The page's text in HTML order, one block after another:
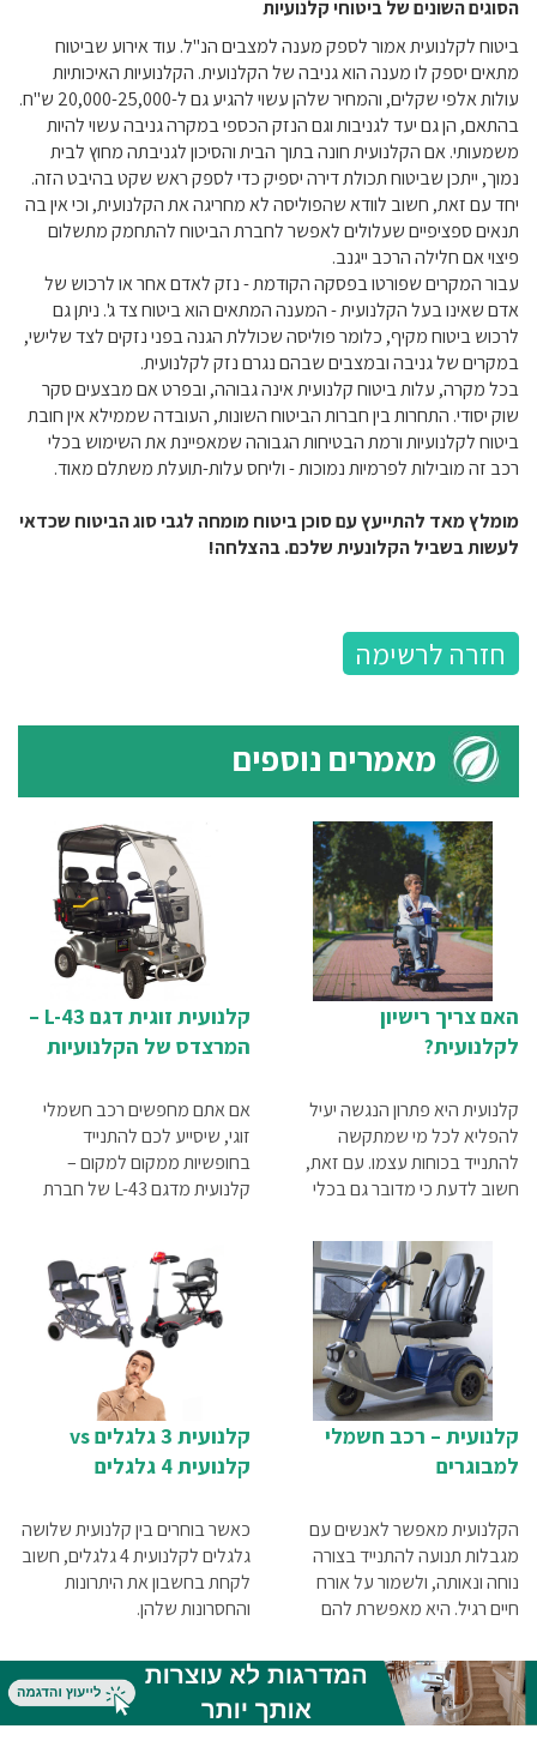
הסוגים השונים של ביטוחי קלנועיות
ביטוח לקלנועית אמור לספק מענה למצבים הנ"ל. עוד אירוע שביטוח
מתאים יספק לו מענה הוא גניבה של הקלנועית. הקלנועיות האיכותיות
עולות אלפי שקלים, והמחיר שלהן עשוי להגיע גם ל-20,000-25,000 ש"ח.
בהתאם, הן גם יעד לגניבות וגם הנזק הכספי במקרה גניבה עשוי להיות
משמעותי. אם הקלנועית חונה בתוך הבית והסיכון לגניבתה מחוץ לבית
נמוך, ייתכן שביטוח תכולת דירה יספיק כדי לספק ראש שקט בהיבט הזה.
יחד עם זאת, חשוב לוודא שהפוליסה לא מחריגה את הקלנועית, וכי אין בה
תנאים ספציפיים שעלולים לאפשר לחברת הביטוח להתחמק מתשלום
פיצוי אם חלילה הרכב ייגנב.
עבור המקרים שפורטו בפסקה הקודמת - נזק לאדם אחר או לרכוש של
אדם שאינו בעל הקלנועית - המענה המתאים הוא ביטוח צד ג'. ניתן גם
לרכוש ביטוח מקיף, כלומר פוליסה שכוללת הגנה בפני נזקים לצד שלישי,
במקרים של גניבה ובמצבים שבהם נגרם נזק לקלנועית.
בכל מקרה, עלות ביטוח קלנועית אינה גבוהה, ובפרט אם מבצעים סקר
שוק יסודי. התחרות בין חברות הביטוח השונות, העובדה שממילא אין חובת
ביטוח לקלנועיות ורמת הבטיחות הגבוהה שמאפיינת את השימוש בכלי
רכב זה מובילות לפרמיות נמוכות - וליחס עלות-תועלת משתלם מאוד.
מומלץ מאד להתייעץ עם סוכן ביטוח מומחה לגבי סוג הביטוח שכדאי
לעשות בשביל הקלונעית שלכם. בהצלחה!
חזרה לרשימה
מאמרים נוספים
קלנועית זוגית דגם L-43 –
המרצדס של הקלנועיות
אם אתם מחפשים רכב חשמלי
זוגי, שיסייע לכם להתנייד
בחופשיות ממקום למקום –
קלנועית מדגם L-43 של חברת
האם צריך רישיון
לקלנועית?
קלנועית היא פתרון הנגשה יעיל
להפליא לכל מי שמתקשה
להתנייד בכוחות עצמו. עם זאת,
חשוב לדעת כי מדובר גם בכלי
תעבורה ספציפיות. בהתאם לכך,
עולה השאלה המתבקשת האם
צריך רישיון לקלנועית?
קלנועית 3 גלגלים vs
קלנועית 4 גלגלים
כאשר בוחרים בין קלנועית שלושה
גלגלים לקלנועית 4 גלגלים, חשוב
לקחת בחשבון את היתרונות
והחסרונות שלהן.
קלנועית – רכב חשמלי
למבוגרים
הקלנועית מאפשר לאנשים עם
מגבלות תנועה להתנייד בצורה
נוחה ונאותה, ולשמור על אורח
חיים רגיל. היא מאפשרת להם
בדברים אשר יקשו עליהם ויפגעו
בהם